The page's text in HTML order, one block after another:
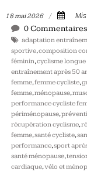
18 mai 2026 Mis
0 Commentaires
adaptation
sportive,composition
féminin,cyclisme
entraînement après 50
femme,femme cycliste,
femme,ménopause,
performance cycliste
périménopause,
récupération cyclisme,
femme,santé cycliste,
performance,sport
santé ménopause,
cardiaque,vélo et